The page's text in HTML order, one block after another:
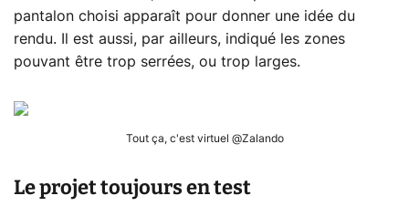
pantalon choisi apparaît pour donner une idée du
rendu. Il est aussi, par ailleurs, indiqué les zones
pouvant être trop serrées, ou trop larges.
Tout ça, c'est virtuel @Zalando
Le projet toujours en test